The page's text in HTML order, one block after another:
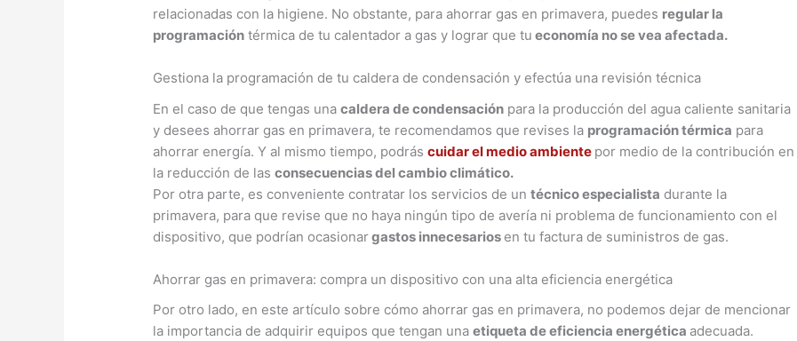
relacionadas con la higiene. No obstante, para ahorrar gas en primavera, puedes regular la
programación térmica de tu calentador a gas y lograr que tu economía no se vea afectada.
Gestiona la programación de tu caldera de condensación y efectúa una revisión técnica
En el caso de que tengas unacaldera de condensación para la producción del agua caliente sanitaria
y desees ahorrar gas en primavera, te recomendamos que revises la programación térmica para
ahorrar energía. Y al mismo tiempo, podráscuidar el medio ambiente por medio de la contribución en
la reducción de lasconsecuencias del cambio climático.
Por otra parte, es conveniente contratar los servicios de untécnico especialista durante la
primavera, para que revise que no haya ningún tipo de avería ni problema de funcionamiento con el
dispositivo, que podrían ocasionargastos innecesarios en tu factura de suministros de gas.
Ahorrar gas en primavera: compra un dispositivo con una alta eficiencia energética
Por otro lado, en este artículo sobre cómo ahorrar gas en primavera, no podemos dejar de mencionar
la importancia de adquirir equipos que tengan unaetiqueta de eficiencia energética adecuada.